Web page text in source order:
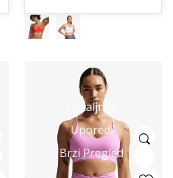
Detaljnije
Uporedi
Brzi Pregled